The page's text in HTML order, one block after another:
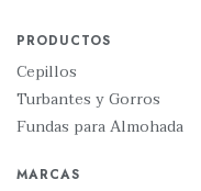
PRODUCTOS
Cepillos
Turbantes y Gorros
Fundas para Almohada
MARCAS